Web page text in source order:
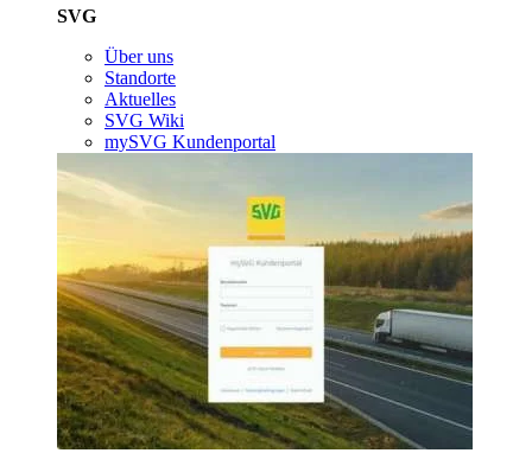
SVG
Über uns
Standorte
Aktuelles
SVG Wiki
mySVG Kundenportal